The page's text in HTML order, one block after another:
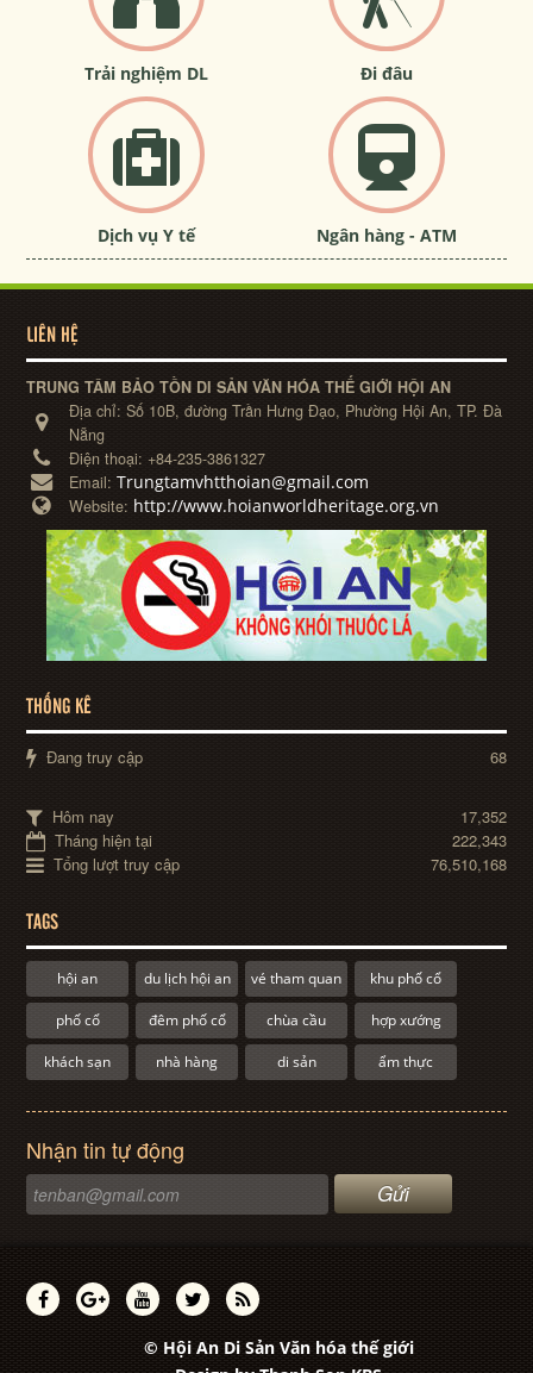
Trải nghiệm DL Đi đâu
Dịch vụ Y tế Ngân hàng - ATM
LIÊN HỆ
TRUNG TÂM BẢO TỒN DI SẢN VĂN HÓA THẾ GIỚI HỘI AN
Địa chỉ:Số 10B, đường Trần Hưng Đạo, Phường Hội An, TP. Đà
Nẵng
Điện thoại: +84-235-3861327
Email:Trungtamvhtthoian@gmail.com
Website: http://www.hoianworldheritage.org.vn
THỐNG KÊ
Đang truy cập 68
Hôm nay
17,352
Tháng hiện tại
222,343
Tổng lượt truy cập
76,510,168
TAGS
hội an du lịch hội an vé tham quan khu phố cổ
phố cổ đêm phố cổ chùa cầu hợp xướng
khách sạn nhà hàng di sản ẩm thực
Nhận tin tự động
© Hội An Di Sản Văn hóa thế giới